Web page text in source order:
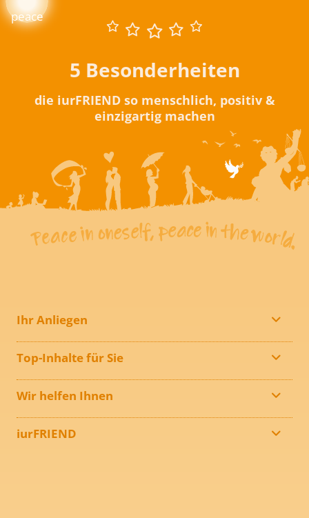
5 Besonderheiten
die iurFRIEND so menschlich, positiv &
einzigartig machen
Ihr Anliegen
Top-Inhalte für Sie
Wir helfen Ihnen
iurFRIEND